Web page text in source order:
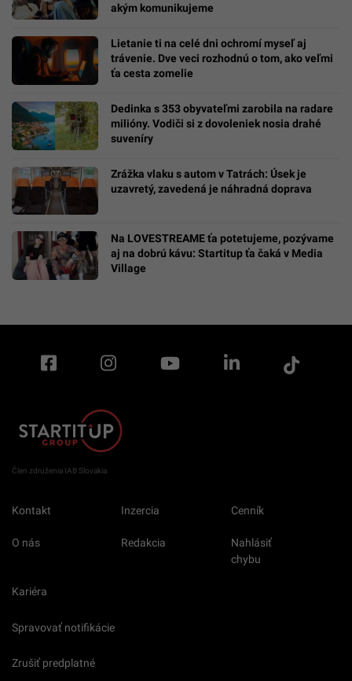
akým komunikujeme
Lietanie ti na celé dni ochromí myseľ aj
trávenie. Dve veci rozhodnú o tom, ako veľmi
ťa cesta zomelie
Dedinka s 353 obyvateľmi zarobila na radare
milióny. Vodiči si z dovoleniek nosia drahé
suveníry
Zrážka vlaku s autom v Tatrách: Úsek je
uzavretý, zavedená je náhradná doprava
Na LOVESTREAME ťa potetujeme, pozývame
aj na dobrú kávu: Startitup ťa čaká v Media
Village
Člen združenia IAB Slovakia
Kontakt Inzercia Cenník
O nás Redakcia
Nahlásiť
chybu
Kariéra
Spravovať notifikácie
Zrušiť predplatné